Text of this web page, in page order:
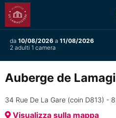
da 10/08/2026 a 11/08/2026
2 adulti 1 camera
Auberge de
34 Rue De La Gare (coin D813) -
Visualizza sulla mappa